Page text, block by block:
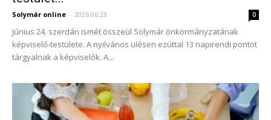
Solymár online - 2026.06.23. 0
Június 24. szerdán ismét összeül Solymár önkormányzatának
képviselő-testülete. A nyilvános ülésen ezúttal 13 napirendi pontot
tárgyalnak a képviselők. A...